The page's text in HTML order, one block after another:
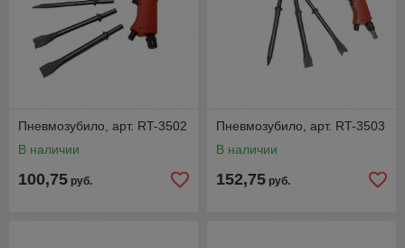
Пневмозубило, арт. RT-3502
В наличии
100,75 руб.
Пневмозубило, арт. RT-3503
В наличии
152,75 руб.